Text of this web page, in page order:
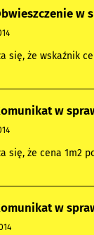
w
się, że wskaźnik
w
się, że cena 1m2
w